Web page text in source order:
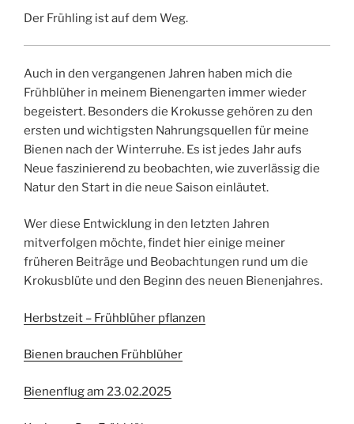
Der Frühling ist auf dem Weg.
Auch in den vergangenen Jahren haben mich die
Frühblüher in meinem Bienengarten immer wieder
begeistert. Besonders die Krokusse gehören zu den
ersten und wichtigsten Nahrungsquellen für meine
Bienen nach der Winterruhe. Es ist jedes Jahr aufs
Neue faszinierend zu beobachten, wie zuverlässig die
Natur den Start in die neue Saison einläutet.
Wer diese Entwicklung in den letzten Jahren
mitverfolgen möchte, findet hier einige meiner
früheren Beiträge und Beobachtungen rund um die
Krokusblüte und den Beginn des neuen Bienenjahres.
Herbstzeit – Frühblüher pflanzen
Bienen brauchen Frühblüher
Bienenflug am 23.02.2025